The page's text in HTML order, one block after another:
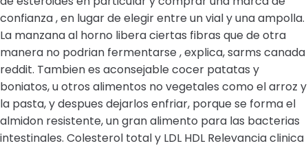
confianza , en lugar de elegir entre un vial y una ampolla.
La manzana al horno libera ciertas fibras que de otra
manera no podrian fermentarse , explica, sarms canada
reddit. Tambien es aconsejable cocer patatas y
boniatos, u otros alimentos no vegetales como el arroz y
la pasta, y despues dejarlos enfriar, porque se forma el
almidon resistente, un gran alimento para las bacterias
intestinales. Colesterol total y LDL HDL Relevancia clinica